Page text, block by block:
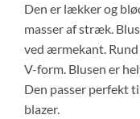
Den er lækker og
masser af stræk.
ved ærmekant. Rund
V-form. Blusen er
Den passer perfekt
blazer.